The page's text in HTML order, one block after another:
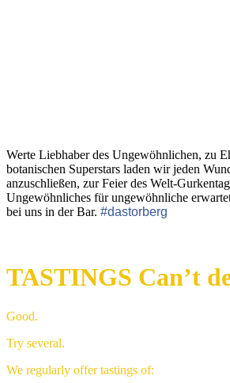
Werte Liebhaber des Ungewöhnlichen, zu
botanischen Superstars laden wir jeden
anzuschließen, zur Feier des Welt-
Ungewöhnliches für ungewöhnliche
bei uns in der Bar. #dastorberg
TASTINGS Can’t
Good.
Try several.
We regularly offer tastings of: